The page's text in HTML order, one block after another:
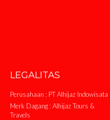
LEGALITAS
Perusahaan : PT Alhijaz Indowisata
Merk Dagang : Alhijaz Tours &
Travels